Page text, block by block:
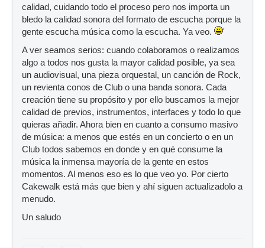
calidad, cuidando todo el proceso pero nos importa un
bledo la calidad sonora del formato de escucha porque la
gente escucha música como la escucha. Ya veo.
'
A ver seamos serios: cuando colaboramos o realizamos
algo a todos nos gusta la mayor calidad posible, ya sea
un audiovisual, una pieza orquestal, un canción de Rock,
un revienta conos de Club o una banda sonora. Cada
creación tiene su propósito y por ello buscamos la mejor
calidad de previos, instrumentos, interfaces y todo lo que
quieras añadir. Ahora bien en cuanto a consumo masivo
de música: a menos que estés en un concierto o en un
Club todos sabemos en donde y en qué consume la
música la inmensa mayoría de la gente en estos
momentos. Al menos eso es lo que veo yo. Por cierto
Cakewalk está más que bien y ahí siguen actualizadolo a
menudo.
Un saludo